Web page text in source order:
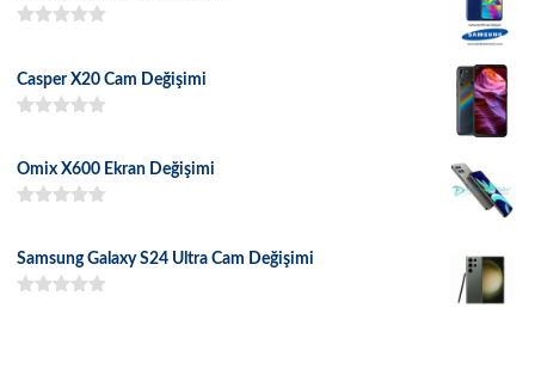
Casper X20 Cam Değişimi
Omix X600 Ekran Değişimi
Samsung Galaxy S24 Ultra Cam Değişimi